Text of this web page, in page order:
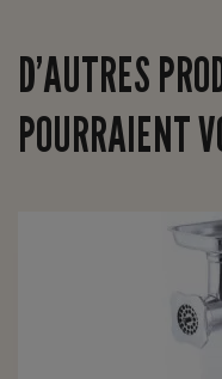
D’AUTRES
POURRAIENT